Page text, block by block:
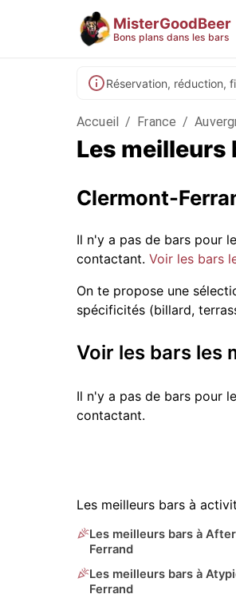
MisterGoodBeer
Bons plans dans les bars
Réservation, réduction,
Accueil / France /
Les meilleurs
Clermont-
Il n'y a pas de bars pour
contactant. Voir les bars
On te propose une
spécificités (billard,
Voir les bars les
Il n'y a pas de bars pour
contactant.
Les meilleurs bars à
Les meilleurs bars à
Ferrand
Les meilleurs bars à
Ferrand